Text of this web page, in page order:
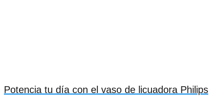
Potencia tu día con el vaso de licuadora Philips